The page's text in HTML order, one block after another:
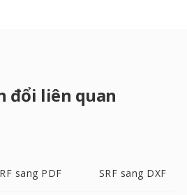
đổi liên quan
sang PDF SRF sang DXF